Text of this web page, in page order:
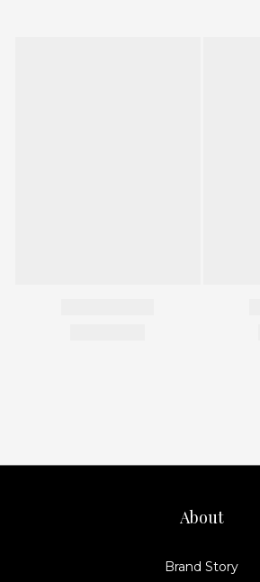
About
Brand Story